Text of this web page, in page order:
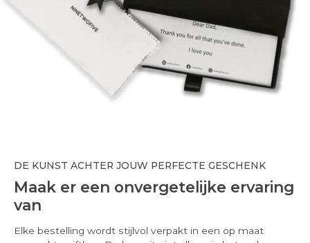
DE KUNST ACHTER JOUW PERFECTE GESCHENK
Maak er een onvergetelijke ervaring
van
Elke bestelling wordt stijlvol verpakt in een op maat